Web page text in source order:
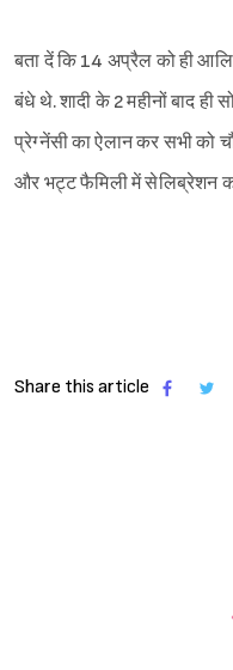
बता दें कि 14 अप्रैल को ही
बंधे थे. शादी के 2 महीनों बाद ही
प्रेग्नेंसी का ऐलान कर सभी को
और भट्ट फैमिली में सेलिब्रेशन
Share this article